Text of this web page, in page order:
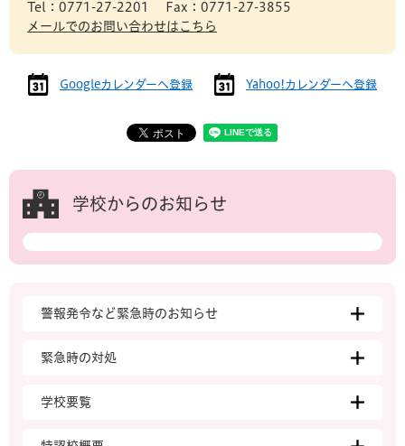
Tel：0771-27-2201
Fax：0771-27-3855
メールでのお問い合わせはこちら
Googleカレンダーへ登録 Yahoo!カレンダーへ登録
学校からのお知らせ
警報発令など緊急時のお知らせ
緊急時の対処
学校要覧